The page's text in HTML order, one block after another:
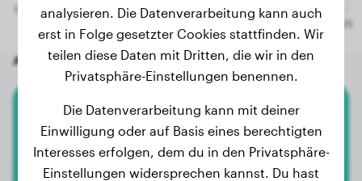
Andere zufällige Hunde
Boxer
Diablo
analysieren. Die Datenverarbeitung kann auch
erst in Folge gesetzter Cookies stattfinden. Wir
teilen diese Daten mit Dritten, die wir in den
Privatsphäre-Einstellungen benennen.
Die Datenverarbeitung kann mit deiner
Einwilligung oder auf Basis eines berechtigten
Interesses erfolgen, dem du in den Privatsphäre-
Einstellungen widersprechen kannst. Du hast